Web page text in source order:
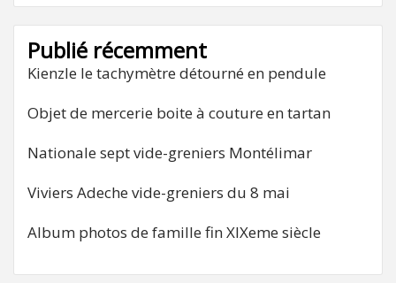
Publié récemment
Kienzle le tachymètre détourné en pendule
Objet de mercerie boite à couture en tartan
Nationale sept vide-greniers Montélimar
Viviers Adeche vide-greniers du 8 mai
Album photos de famille fin XIXeme siècle